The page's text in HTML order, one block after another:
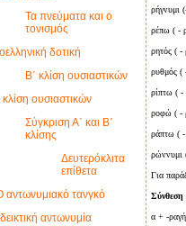
Τα πνεύματα και ο
τονισμός
δοτική
Β΄ κλίση ουσιαστικών
κλίση ουσιαστικών
Σύγκριση Α΄ και Β΄
κλίσης
Δευτερόκλιτα
επίθετα
αντωνυμιακό τανγκό
αντωνυμία
ρήγνυμι
ρέπω ( -
ρητός ( -
ρυθμός (
ρίπτω ( -
ροφώ ( -
ράπτω (
Για
Σύνθεση
α + -